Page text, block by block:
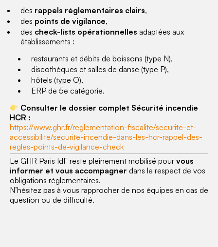
des rappels réglementaires clairs,
des points de vigilance,
des check-lists opérationnelles adaptées aux
établissements :
restaurants et débits de boissons (type N),
discothèques et salles de danse (type P),
hôtels (type O),
ERP de 5e catégorie.
Consulter le dossier complet Sécurité incendie
HCR :
https://www.ghr.fr/reglementation-fiscalite/securite-et-
accessibilite/securite-incendie-dans-les-hcr-rappel-des-
regles-points-de-vigilance-check
Le GHR Paris IdF reste pleinement mobilisé pour vous
informer et vous accompagner dans le respect de vos
obligations réglementaires.
N’hésitez pas à vous rapprocher de nos équipes en cas de
question ou de difficulté.